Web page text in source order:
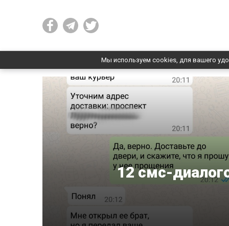
Мы используем cookies, для вашего
12 смс-